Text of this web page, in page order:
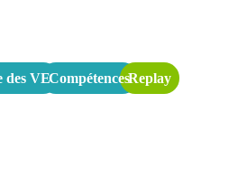
des VECompétencesReplay